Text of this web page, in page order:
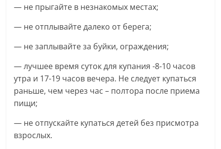
— не прыгайте в незнакомых местах;
— не отплывайте далеко от берега;
— не заплывайте за буйки, ограждения;
— лучшее время суток для купания -8-10 часов
утра и 17-19 часов вечера. Не следует купаться
раньше, чем через час – полтора после приема
пищи;
— не отпускайте купаться детей без присмотра
взрослых.